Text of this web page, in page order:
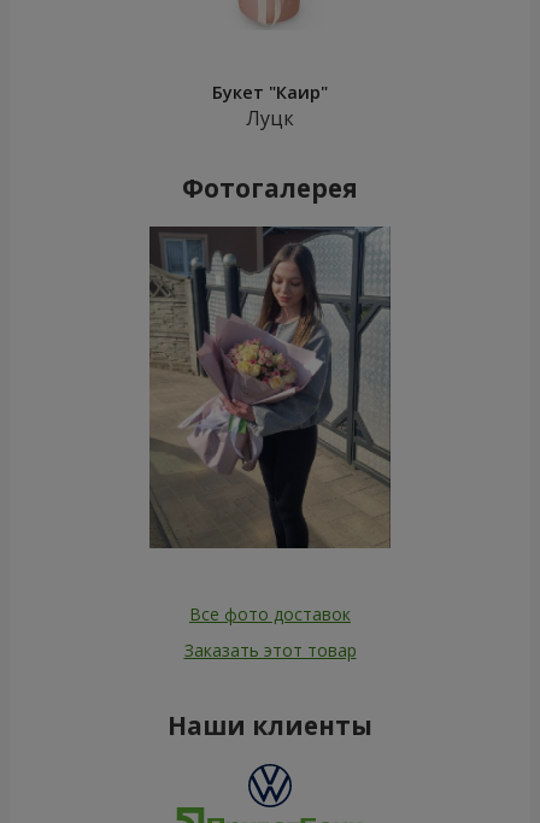
Букет "Каир"
Луцк
Фотогалерея
Все фото доставок
Заказать этот товар
Наши клиенты